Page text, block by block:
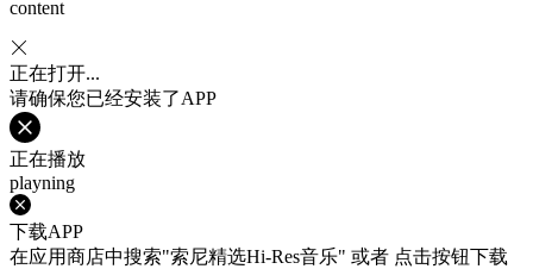
content
正在打开...
请确保您已经安装了APP
正在播放
playning
下载APP
在应用商店中搜索"索尼精选Hi-Res音乐" 或者 点击按钮下载